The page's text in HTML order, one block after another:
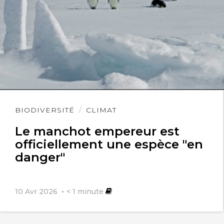
Kérosène comme pour l’essence. Ceci
pour financer les infrastructures
tuyauteries de la « solar water
economy » de l’enthalpie. Voir
Balendard 4 août 2020
BIODIVERSITÉ CLIMAT
Le manchot empereur est
officiellement une espèce "en
danger"
10 Avr 2026 < 1 minute
Lire